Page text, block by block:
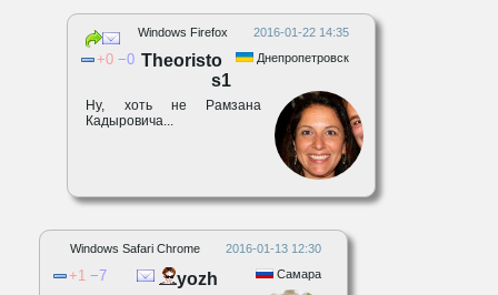
2016-01-22 14:35
Windows Firefox
Днепропетровск
0 0 Theoristo
s1
Ну, хоть не Рамзана
Кадыровича...
2016-01-13 12:30
Windows Safari Chrome
Самара
1 7 yozh